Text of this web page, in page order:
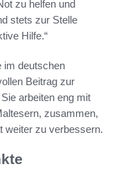
zu helfen und
stets zur Stelle
Hilfe.“
im deutschen
Beitrag zur
arbeiten eng mit
zusammen,
weiter zu verbessern.